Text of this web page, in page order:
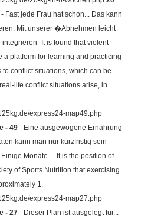
- Fast jede Frau hat schon... Das kann
Mit unserer �Abnehmen leicht
It is found that violent
a platform for learning and practicing
conflict situations, which can be
life conflict situations arise, in
express24-map49.php
- 49 - Eine ausgewogene Ernahrung
kann man nur kurzfristig sein
Monate ... It is the position of
of Sports Nutrition that exercising
1.
express24-map27.php
- 27 - Dieser Plan ist ausgelegt fur...